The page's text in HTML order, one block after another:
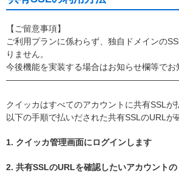
【ご留意事項】
ご利用プランに係わらず、独自ドメインの
りません。
今後機能を実装する場合はお知らせ欄等でお
クイッカはすべてのアカウントに共有SSLが
以下の手順で払いだされた共有SSLのURLが
1. クイッカ管理画面にログインします
2. 共有SSLのURLを確認したいアカウント